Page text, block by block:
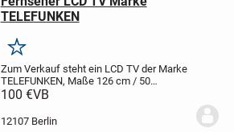
TELEFUNKEN
Merken
Zum Verkauf steht ein LCD TV der Marke
TELEFUNKEN, Maße 126 cm / 50
Zoll. Das Gerät ist in einem guten,
funktionsfähig.
100 €VB
12107 Berlin